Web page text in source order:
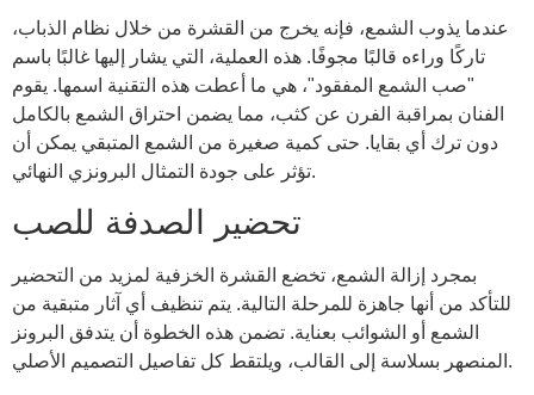
عندما يذوب الشمع، فإنه يخرج من القشرة من خلال نظام الذباب،
تاركًا وراءه قالبًا مجوفًا. هذه العملية، التي يشار إليها غالبًا باسم
"صب الشمع المفقود"، هي ما أعطت هذه التقنية اسمها. يقوم
الفنان بمراقبة الفرن عن كثب، مما يضمن احتراق الشمع بالكامل
دون ترك أي بقايا. حتى كمية صغيرة من الشمع المتبقي يمكن أن
تؤثر على جودة التمثال البرونزي النهائي.
تحضير الصدفة للصب
بمجرد إزالة الشمع، تخضع القشرة الخزفية لمزيد من التحضير
للتأكد من أنها جاهزة للمرحلة التالية. يتم تنظيف أي آثار متبقية من
الشمع أو الشوائب بعناية. تضمن هذه الخطوة أن يتدفق البرونز
المنصهر بسلاسة إلى القالب، ويلتقط كل تفاصيل التصميم الأصلي.